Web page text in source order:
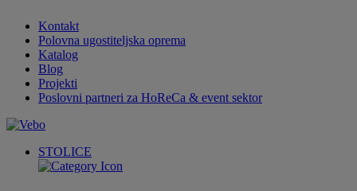
Kontakt
Polovna ugostiteljska oprema
Katalog
Blog
Projekti
Poslovni partneri za HoReCa & event sektor
STOLICE